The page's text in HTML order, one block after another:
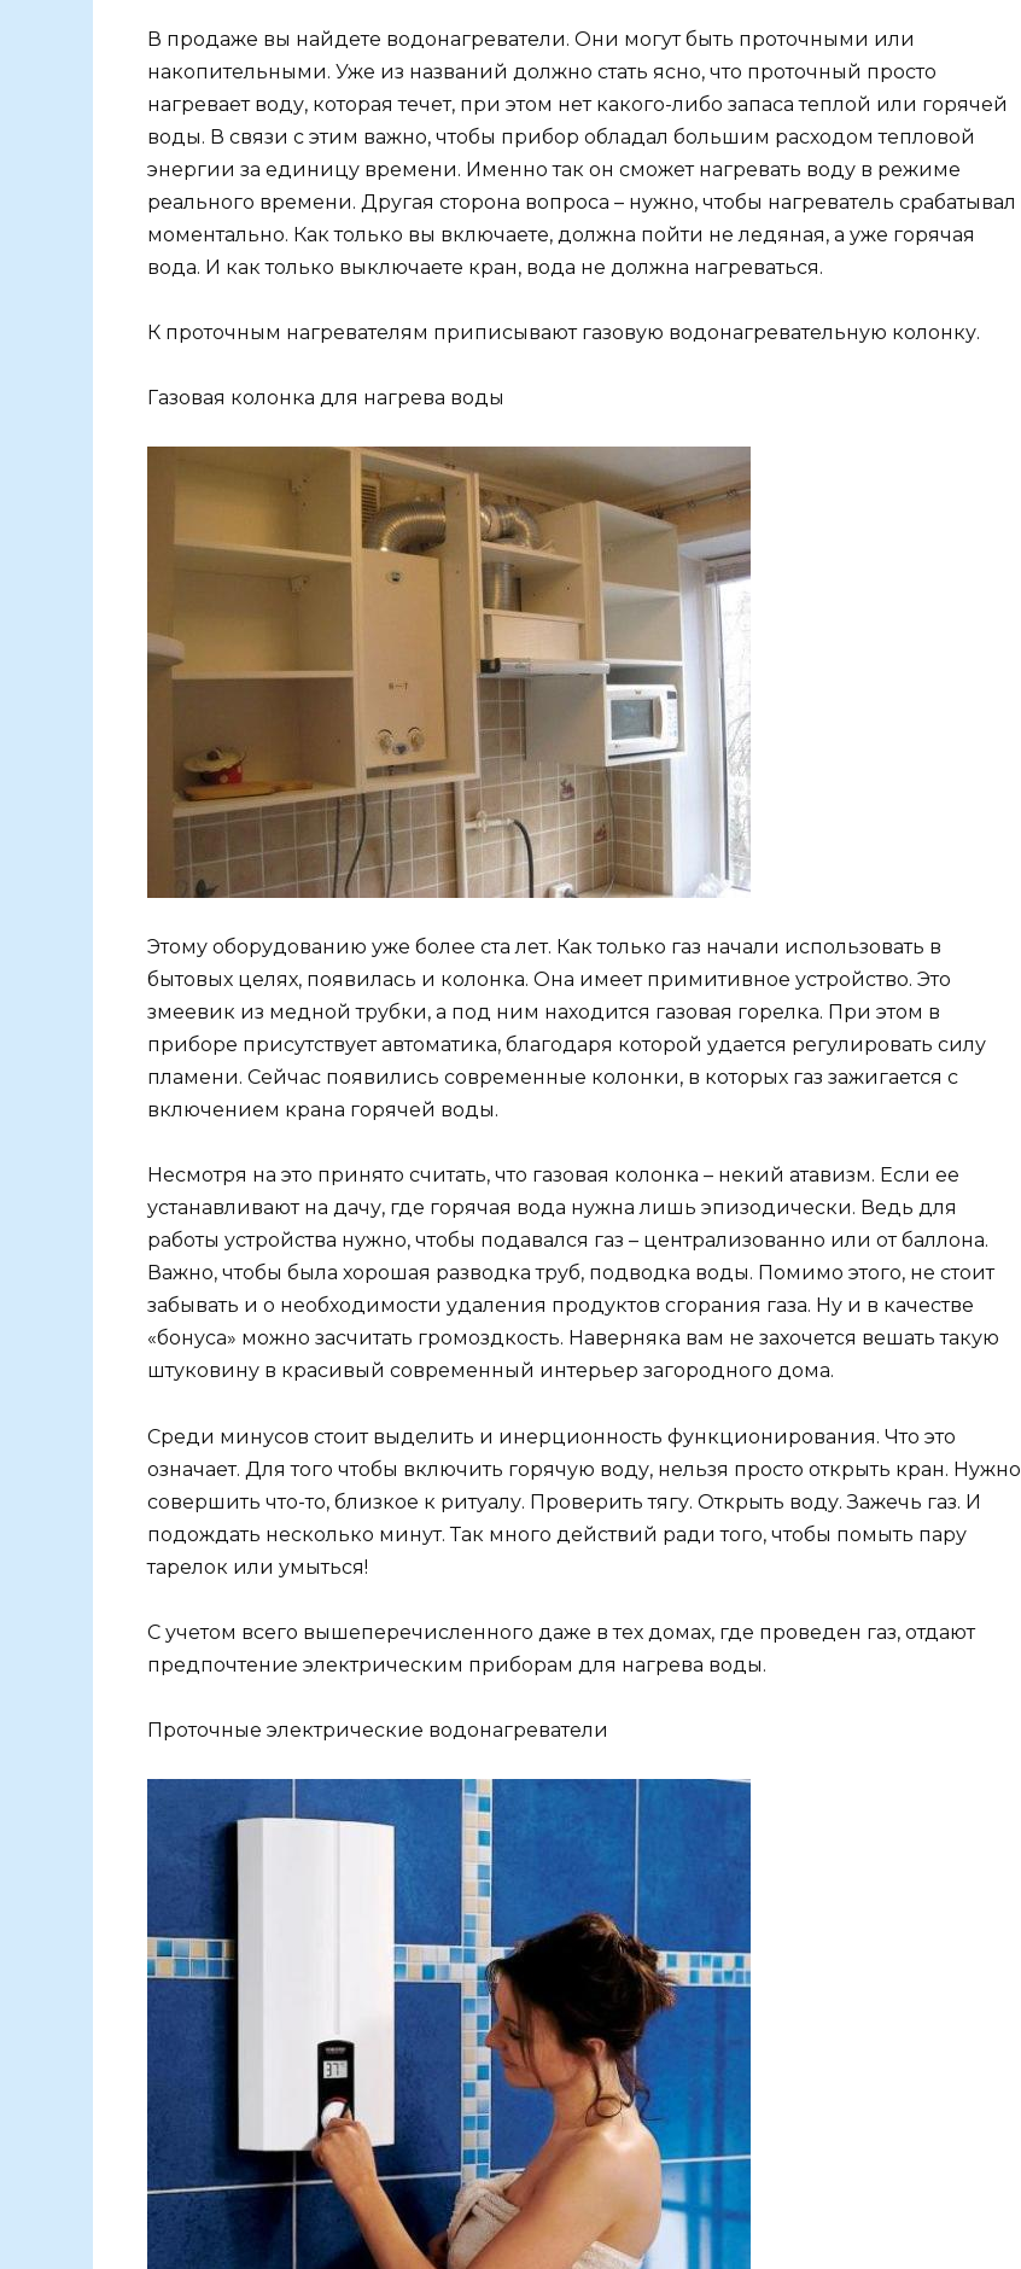
В продаже вы найдете водонагреватели. Они могут быть проточными или
накопительными. Уже из названий должно стать ясно, что проточный просто
нагревает воду, которая течет, при этом нет какого-либо запаса теплой или горячей
воды. В связи с этим важно, чтобы прибор обладал большим расходом тепловой
энергии за единицу времени. Именно так он сможет нагревать воду в режиме
реального времени. Другая сторона вопроса – нужно, чтобы нагреватель срабатывал
моментально. Как только вы включаете, должна пойти не ледяная, а уже горячая
вода. И как только выключаете кран, вода не должна нагреваться.
К проточным нагревателям приписывают газовую водонагревательную колонку.
Газовая колонка для нагрева воды
Этому оборудованию уже более ста лет. Как только газ начали использовать в
бытовых целях, появилась и колонка. Она имеет примитивное устройство. Это
змеевик из медной трубки, а под ним находится газовая горелка. При этом в
приборе присутствует автоматика, благодаря которой удается регулировать силу
пламени. Сейчас появились современные колонки, в которых газ зажигается с
включением крана горячей воды.
Несмотря на это принято считать, что газовая колонка – некий атавизм. Если ее
устанавливают на дачу, где горячая вода нужна лишь эпизодически. Ведь для
работы устройства нужно, чтобы подавался газ – централизованно или от баллона.
Важно, чтобы была хорошая разводка труб, подводка воды. Помимо этого, не стоит
забывать и о необходимости удаления продуктов сгорания газа. Ну и в качестве
«бонуса» можно засчитать громоздкость. Наверняка вам не захочется вешать такую
штуковину в красивый современный интерьер загородного дома.
Среди минусов стоит выделить и инерционность функционирования. Что это
означает. Для того чтобы включить горячую воду, нельзя просто открыть кран. Нужно
совершить что-то, близкое к ритуалу. Проверить тягу. Открыть воду. Зажечь газ. И
подождать несколько минут. Так много действий ради того, чтобы помыть пару
тарелок или умыться!
С учетом всего вышеперечисленного даже в тех домах, где проведен газ, отдают
предпочтение электрическим приборам для нагрева воды.
Проточные электрические водонагреватели